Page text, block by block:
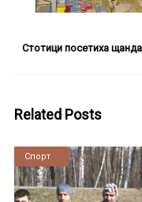
Стотици посетиха
Related Posts
Новини
Спорт